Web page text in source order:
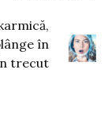
în
trecut